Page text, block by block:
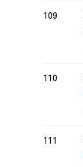
109
110
111